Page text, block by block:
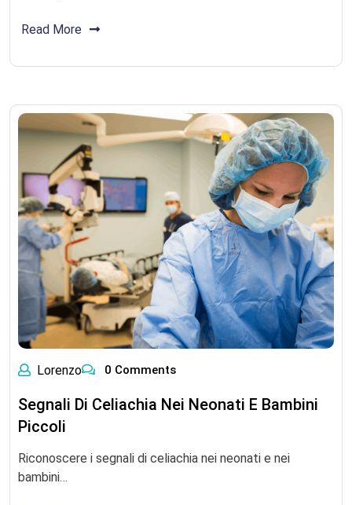
Read More
Lorenzo 0 Comments
Segnali Di Celiachia Nei Neonati E Bambini
Piccoli
Riconoscere i segnali di celiachia nei neonati e nei
bambini…